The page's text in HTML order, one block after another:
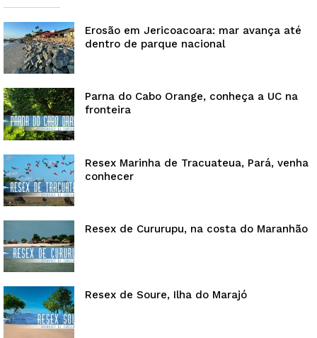
Erosão em Jericoacoara: mar avança até
dentro de parque nacional
Parna do Cabo Orange, conheça a UC na
fronteira
Resex Marinha de Tracuateua, Pará, venha
conhecer
Resex de Cururupu, na costa do Maranhão
Resex de Soure, Ilha do Marajó